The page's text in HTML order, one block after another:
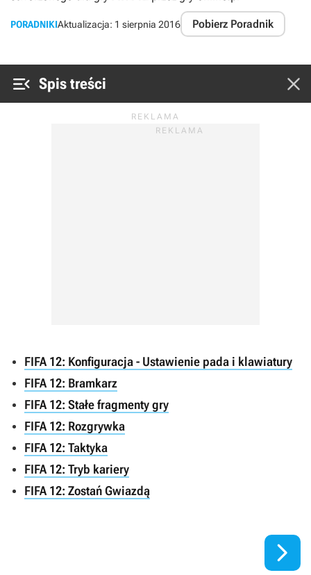
PORADNIKIAktualizacja: 1 sierpnia 2016 Pobierz Poradnik
 Spis treści 
FIFA 12: Konfiguracja - Ustawienie pada i klawiatury
FIFA 12: Bramkarz
FIFA 12: Stałe fragmenty gry
FIFA 12: Rozgrywka
FIFA 12: Taktyka
FIFA 12: Tryb kariery
FIFA 12: Zostań Gwiazdą
